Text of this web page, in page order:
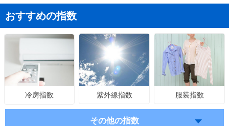
おすすめの指数
冷房指数 紫外線指数 服装指数
その他の指数